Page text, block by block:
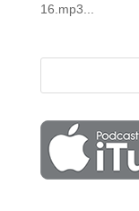
16.mp3...